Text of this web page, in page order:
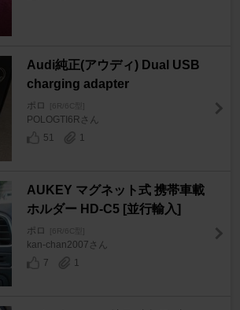
Audi純正(アウディ) Dual USB
charging adapter
ポロ [6R/6C型]
POLOGTI6Rさん
51
1
AUKEY マグネット式 携帯車載
ホルダー HD-C5 [並行輸入]
ポロ [6R/6C型]
kan-chan2007さん
7
1